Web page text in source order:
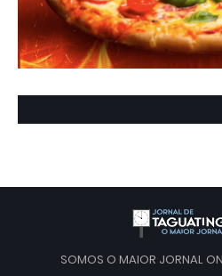
SOMOS O MAIOR JORNAL